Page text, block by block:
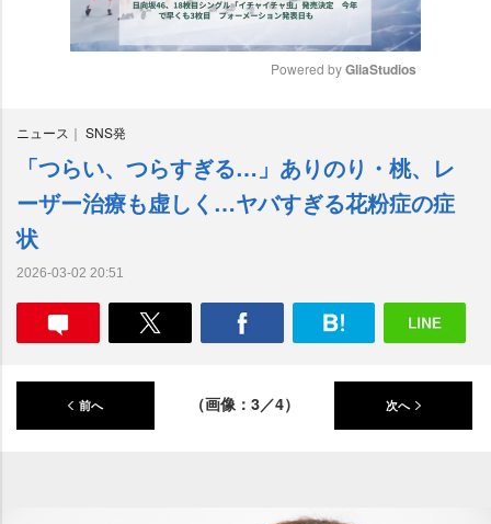
e
Powered by GliaStudios
ニュース SNS発
「つらい、つらすぎる…」ありのり・桃、レ
ーザー治療も虚しく…ヤバすぎる花粉症の症
状
2026-03-02 20:51
前へ （画像：3／4） 次へ